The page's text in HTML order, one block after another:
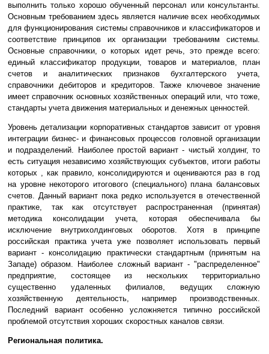
выполнить только хорошо обученный персонал или консультанты.
Основным требованием здесь является наличие всех необходимых
для функционирования системы справочников и классификаторов и
соответствие принципов их организации требованиям системы.
Основные справочники, о которых идет речь, это прежде всего:
единый классификатор продукции, товаров и материалов, план
счетов и аналитических признаков бухгалтерского учета,
справочники дебиторов и кредиторов. Также ключевое значение
имеет справочник основных хозяйственных операций или, что тоже,
стандарты учета движения материальных и денежных ценностей.
Уровень детализации корпоративных стандартов зависит от уровня
интеграции бизнес- и финансовых процессов головной организации
и подразделений. Наиболее простой вариант - чистый холдинг, то
есть ситуация независимо хозяйствующих субъектов, итоги работы
которых , как правило, консолидируются и оцениваются раз в год
на уровне некоторого итогового (специального) плана балансовых
счетов. Данный вариант пока редко используется в отечественной
практике, так как отсутствует распространенная (принятая)
методика консолидации учета, которая обеспечивала бы
исключение внутрихолдинговых оборотов. Хотя в принципе
российская практика учета уже позволяет использовать первый
вариант - консолидацию практически стандартным (принятым на
Западе) образом. Наиболее сложный вариант - "распределенное"
предприятие, состоящее из нескольких территориально
существенно удаленных филиалов, ведущих сложную
хозяйственную деятельность, например производственных.
Последний вариант особенно усложняется типично российской
проблемой отсутствия хороших скоростных каналов связи.
Региональная политика.